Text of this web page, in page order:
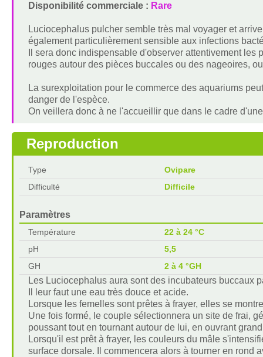
Disponibilité commerciale : Rare
Luciocephalus pulcher semble très mal voyager et
également particulièrement sensible aux infections
Il sera donc indispensable d'observer attentivement
rouges autour des pièces buccales ou des nageoires,
La surexploitation pour le commerce des aquariums
danger de l'espèce.
On veillera donc à ne l'accueillir que dans le cadre
Reproduction
Type
Ovipare
Difficulté
Difficile
Paramètres
Température
22 à 24 °C
pH
5,5
GH
2 à 4 °GH
Les Luciocephalus aura sont des incubateurs buccaux
Il leur faut une eau très douce et acide.
Lorsque les femelles sont prêtes à frayer, elles se
Une fois formé, le couple sélectionnera un site de frai,
poussant tout en tournant autour de lui, en ouvrant
Lorsqu'il est prêt à frayer, les couleurs du mâle
surface dorsale. Il commencera alors à tourner en rond